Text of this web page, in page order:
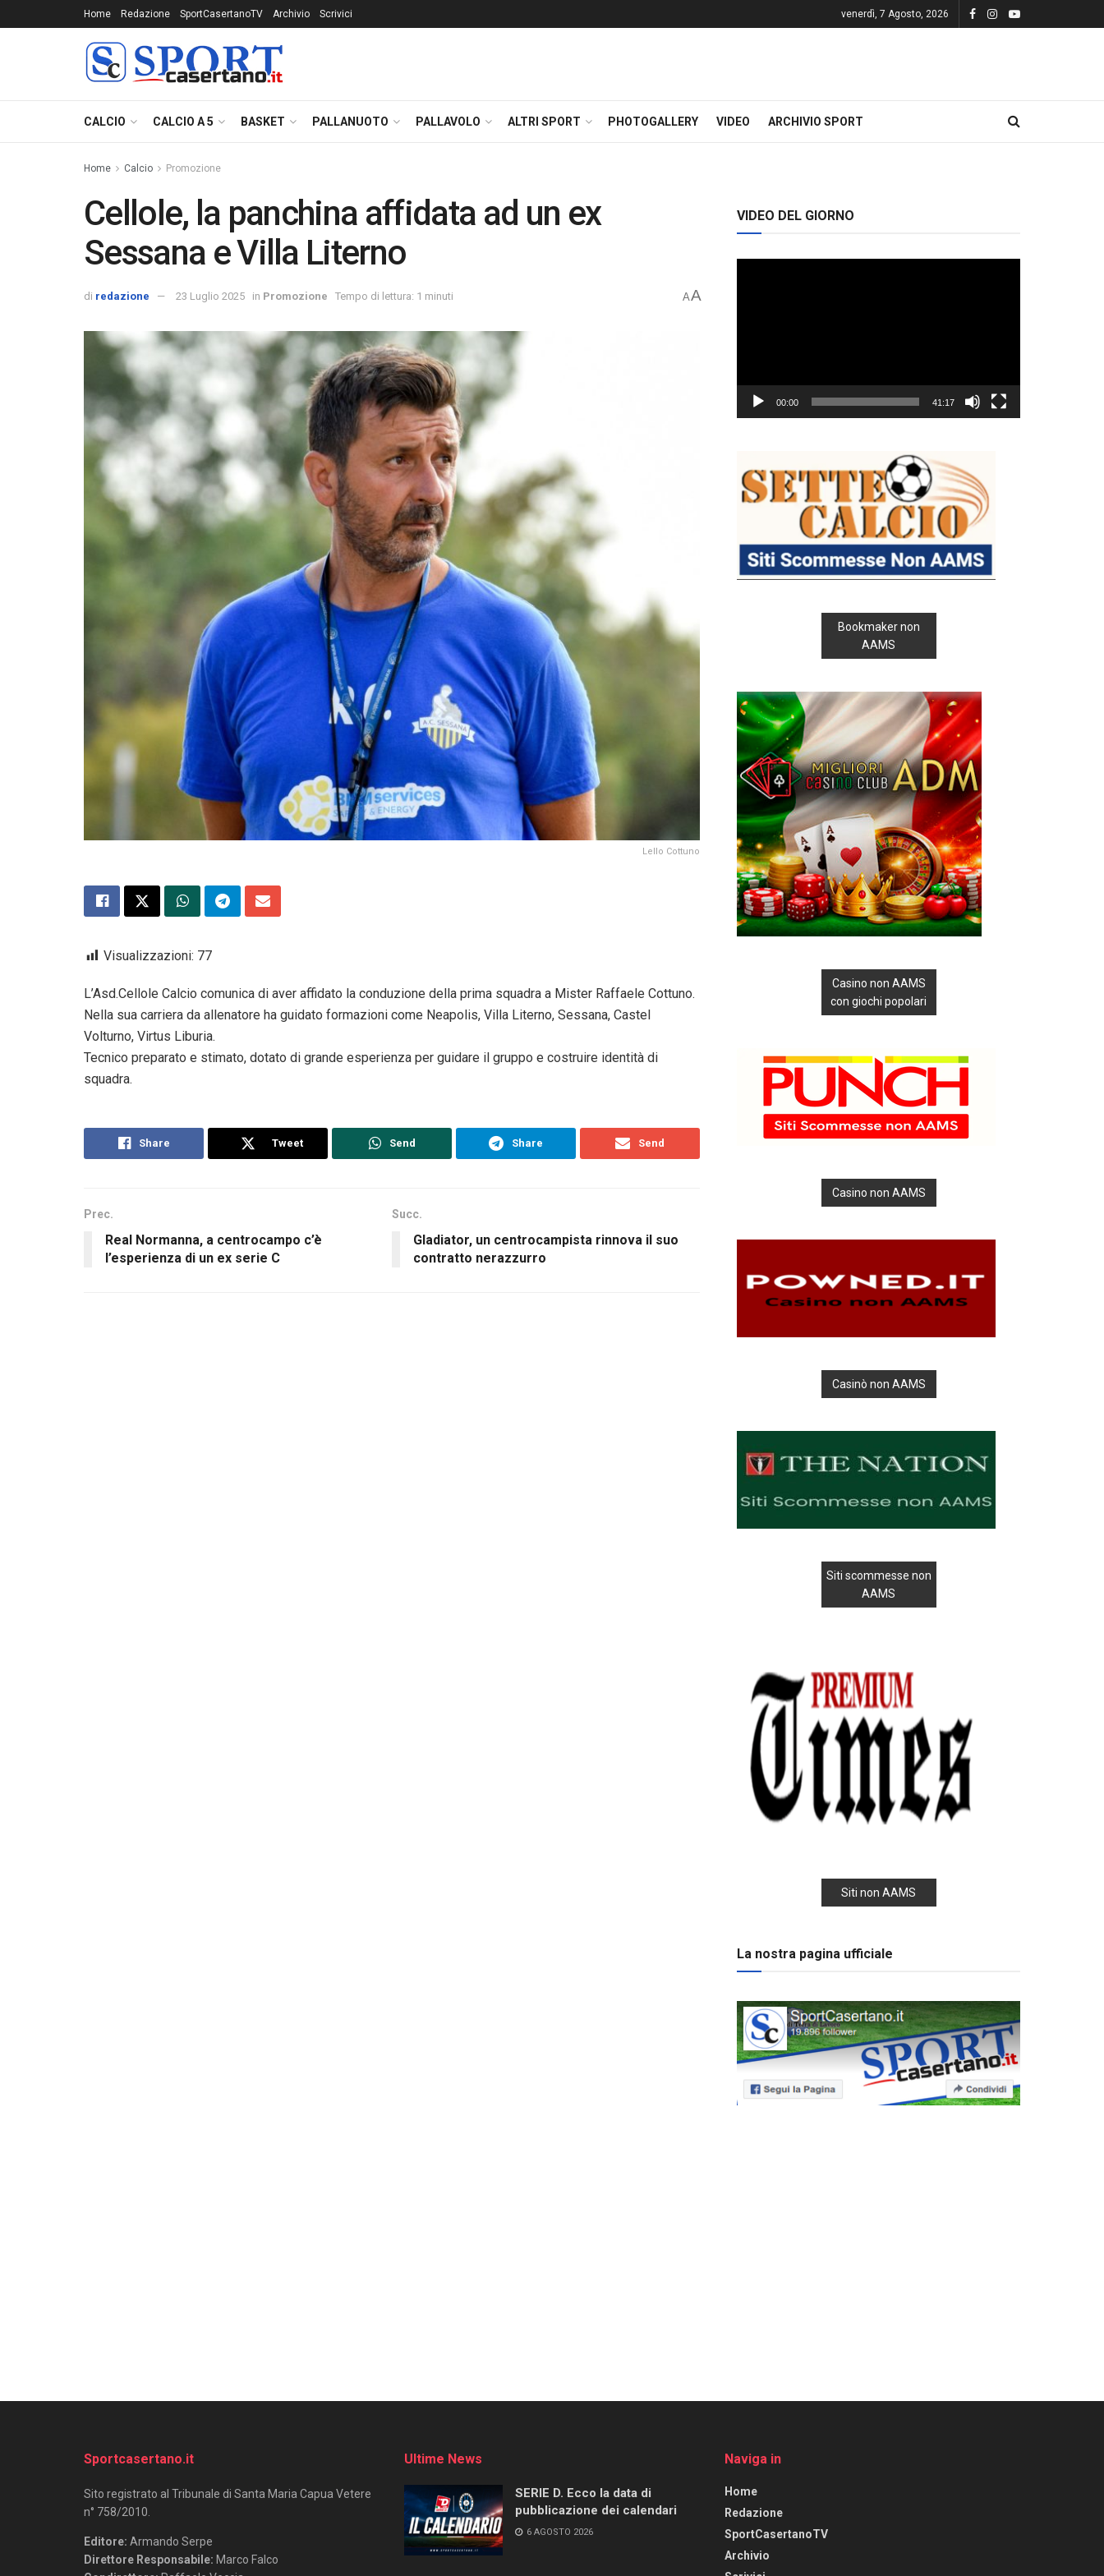
Home Redazione SportCasertanoTV Archivio Scrivici venerdì, 7 Agosto, 2026
CALCIO CALCIO A 5 BASKET PALLANUOTO PALLAVOLO ALTRI SPORT PHOTOGALLERY VIDEO ARCHIVIO SPORT
Home Calcio Promozione
Cellole, la panchina affidata ad un ex
Sessana e Villa Literno
di redazione 23 Luglio 2025 in Promozione Tempo di lettura: 1 minuti AA
Lello Cottuno
Visualizzazioni: 77
L’Asd.Cellole Calcio comunica di aver affidato la conduzione della prima squadra a Mister Raffaele Cottuno.
Nella sua carriera da allenatore ha guidato formazioni come Neapolis, Villa Literno, Sessana, Castel
Volturno, Virtus Liburia.
Tecnico preparato e stimato, dotato di grande esperienza per guidare il gruppo e costruire identità di
squadra.
Share Tweet Send Share Send
Prec.
Real Normanna, a centrocampo c’è
l’esperienza di un ex serie C
Succ.
Gladiator, un centrocampista rinnova il suo
contratto nerazzurro
VIDEO DEL GIORNO
00:00 41:17
Bookmaker non
AAMS
Casino non AAMS
con giochi popolari
Casino non AAMS
Casinò non AAMS
Siti scommesse non
AAMS
Siti non AAMS
La nostra pagina ufficiale
Sportcasertano.it
Sito registrato al Tribunale di Santa Maria Capua Vetere
n° 758/2010.
Editore: Armando Serpe
Direttore Responsabile: Marco Falco
Ultime News
SERIE D. Ecco la data di
pubblicazione dei calendari
6 AGOSTO 2026
Naviga in
Home
Redazione
SportCasertanoTV
Archivio